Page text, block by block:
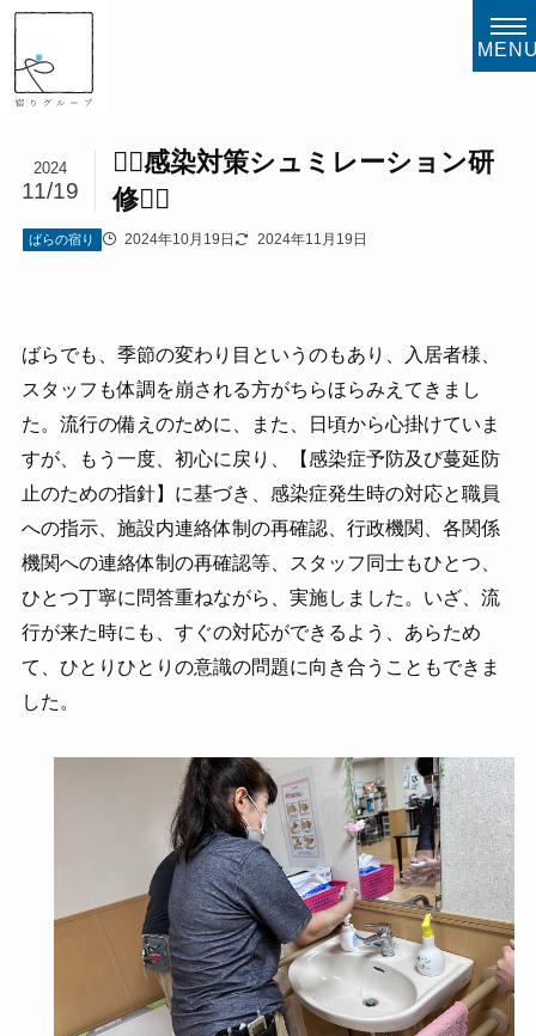
👩‍⚕️感染対策シュミレーション研
修🧑‍⚕
2024
11/19
ばらの宿り 2024年10月19日 2024年11月19日
ばらでも、季節の変わり目というのもあり、入居者様、
スタッフも体調を崩される方がちらほらみえてきまし
た。流行の備えのために、また、日頃から心掛けていま
すが、もう一度、初心に戻り、【感染症予防及び蔓延防
止のための指針】に基づき、感染症発生時の対応と職員
への指示、施設内連絡体制の再確認、行政機関、各関係
機関への連絡体制の再確認等、スタッフ同士もひとつ、
ひとつ丁寧に問答重ねながら、実施しました。いざ、流
行が来た時にも、すぐの対応ができるよう、あらため
て、ひとりひとりの意識の問題に向き合うこともできま
した。